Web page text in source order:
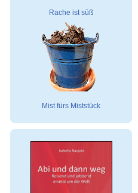
Rache ist süß
Mist fürs Miststück